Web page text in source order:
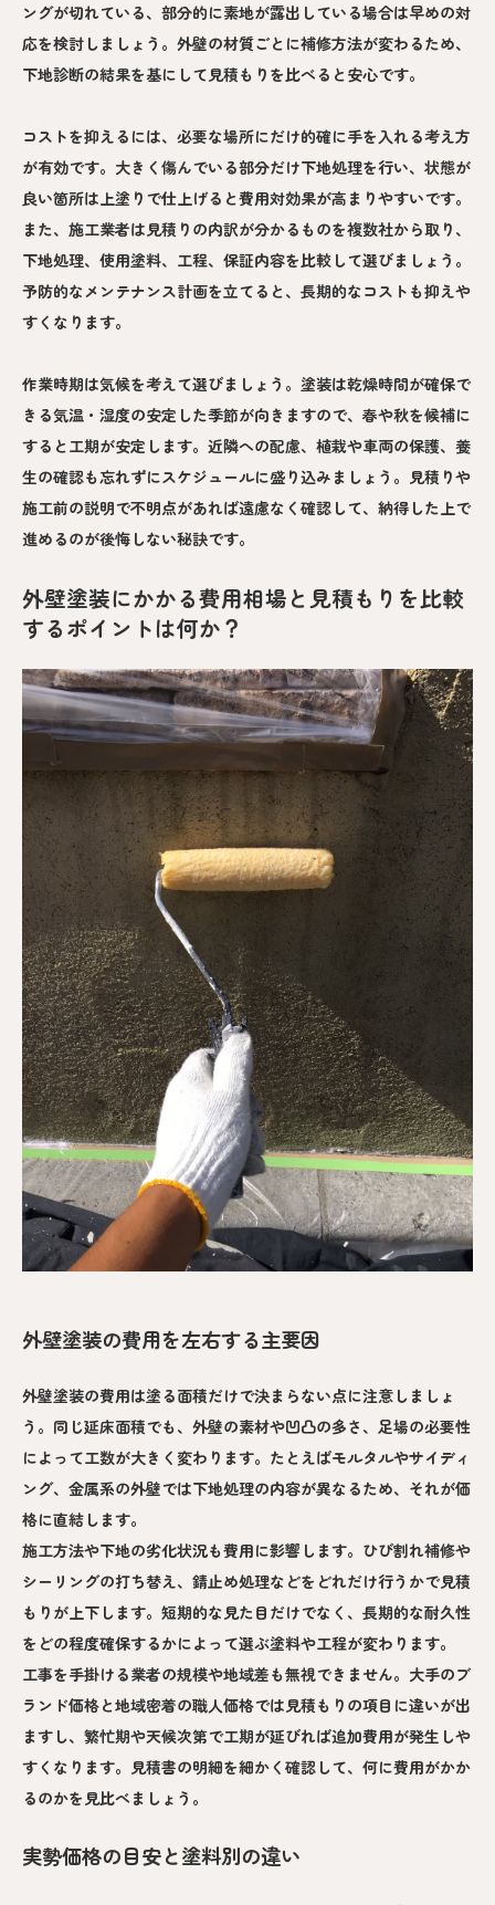
ングが切れている、部分的に素地が露出している場合は早めの対
応を検討しましょう。外壁の材質ごとに補修方法が変わるため、
下地診断の結果を基にして見積もりを比べると安心です。
コストを抑えるには、必要な場所にだけ的確に手を入れる考え方
が有効です。大きく傷んでいる部分だけ下地処理を行い、状態が
良い箇所は上塗りで仕上げると費用対効果が高まりやすいです。
また、施工業者は見積りの内訳が分かるものを複数社から取り、
下地処理、使用塗料、工程、保証内容を比較して選びましょう。
予防的なメンテナンス計画を立てると、長期的なコストも抑えや
すくなります。
作業時期は気候を考えて選びましょう。塗装は乾燥時間が確保で
きる気温・湿度の安定した季節が向きますので、春や秋を候補に
すると工期が安定します。近隣への配慮、植栽や車両の保護、養
生の確認も忘れずにスケジュールに盛り込みましょう。見積りや
施工前の説明で不明点があれば遠慮なく確認して、納得した上で
進めるのが後悔しない秘訣です。
外壁塗装にかかる費用相場と見積もりを比較
するポイントは何か？
外壁塗装の費用を左右する主要因
外壁塗装の費用は塗る面積だけで決まらない点に注意しましょ
う。同じ延床面積でも、外壁の素材や凹凸の多さ、足場の必要性
によって工数が大きく変わります。たとえばモルタルやサイディ
ング、金属系の外壁では下地処理の内容が異なるため、それが価
格に直結します。
施工方法や下地の劣化状況も費用に影響します。ひび割れ補修や
シーリングの打ち替え、錆止め処理などをどれだけ行うかで見積
もりが上下します。短期的な見た目だけでなく、長期的な耐久性
をどの程度確保するかによって選ぶ塗料や工程が変わります。
工事を手掛ける業者の規模や地域差も無視できません。大手のブ
ランド価格と地域密着の職人価格では見積もりの項目に違いが出
ますし、繁忙期や天候次第で工期が延びれば追加費用が発生しや
すくなります。見積書の明細を細かく確認して、何に費用がかか
るのかを見比べましょう。
実勢価格の目安と塗料別の違い